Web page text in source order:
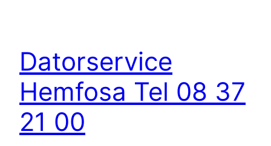
Datorservice
Hemfosa Tel 08 37
21 00